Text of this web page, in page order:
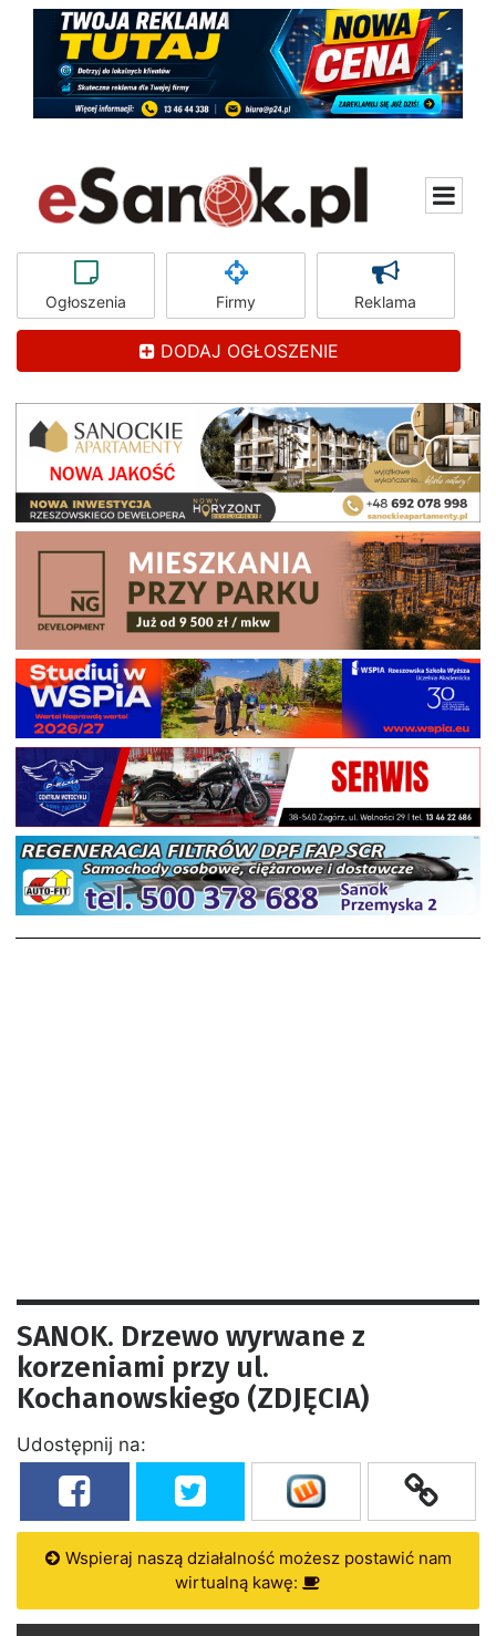
Ogłoszenia Firmy Reklama
DODAJ OGŁOSZENIE
SANOK. Drzewo wyrwane z
korzeniami przy ul.
Kochanowskiego (ZDJĘCIA)
Udostępnij na:
Wspieraj naszą działalność możesz postawić nam
wirtualną kawę: